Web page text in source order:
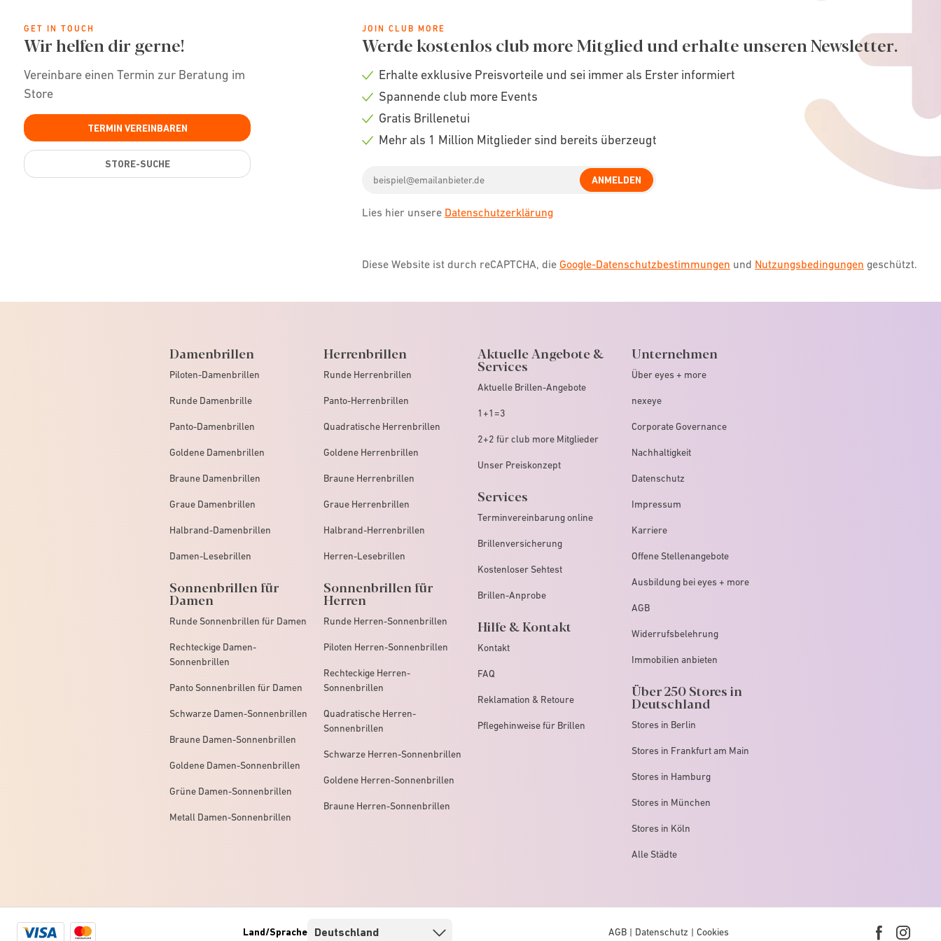
GET IN TOUCH
Wir helfen dir gerne!
Vereinbare einen Termin zur Beratung im
Store
TERMIN VEREINBAREN
STORE-SUCHE
JOIN CLUB MORE
Werde kostenlos club more Mitglied und erhalte unseren Newsletter.
Check
Erhalte exklusive Preisvorteile und sei immer als Erster informiert
Check
Spannende club more Events
Check
Gratis Brillenetui
Mehr als 1 Million Mitglieder sind bereits überzeugt
address
ANMELDEN
Lies hier unsere Datenschutzerklärung
Diese Website ist durch reCAPTCHA, die Google-Datenschutzbestimmungen und Nutzungsbedingungen geschützt.
Damenbrillen
Piloten-Damenbrillen
Runde Damenbrille
Panto-Damenbrillen
Goldene Damenbrillen
Braune Damenbrillen
Graue Damenbrillen
Halbrand-Damenbrillen
Damen-Lesebrillen
Sonnenbrillen für
Damen
Runde Sonnenbrillen für Damen
Rechteckige Damen-
Sonnenbrillen
Panto Sonnenbrillen für Damen
Schwarze Damen-Sonnenbrillen
Braune Damen-Sonnenbrillen
Goldene Damen-Sonnenbrillen
Grüne Damen-Sonnenbrillen
Metall Damen-Sonnenbrillen
Herrenbrillen
Runde Herrenbrillen
Panto-Herrenbrillen
Quadratische Herrenbrillen
Goldene Herrenbrillen
Braune Herrenbrillen
Graue Herrenbrillen
Halbrand-Herrenbrillen
Herren-Lesebrillen
Sonnenbrillen für
Herren
Runde Herren-Sonnenbrillen
Piloten Herren-Sonnenbrillen
Rechteckige Herren-
Sonnenbrillen
Quadratische Herren-
Sonnenbrillen
Schwarze Herren-Sonnenbrillen
Goldene Herren-Sonnenbrillen
Braune Herren-Sonnenbrillen
Aktuelle Angebote &
Services
Aktuelle Brillen-Angebote
1+1=3
2+2 für club more Mitglieder
Unser Preiskonzept
Services
Terminvereinbarung online
Brillenversicherung
Kostenloser Sehtest
Brillen-Anprobe
Hilfe & Kontakt
Kontakt
FAQ
Reklamation & Retoure
Pflegehinweise für Brillen
Unternehmen
Über eyes + more
nexeye
Corporate Governance
Nachhaltigkeit
Datenschutz
Impressum
Karriere
Offene Stellenangebote
Ausbildung bei eyes + more
AGB
Widerrufsbelehrung
Immobilien anbieten
Über 250 Stores in
Deutschland
Stores in Berlin
Stores in Frankfurt am Main
Stores in Hamburg
Stores in München
Stores in Köln
Alle Städte
Visa
Mastercard
Land/Sprache AGB Datenschutz Cookies